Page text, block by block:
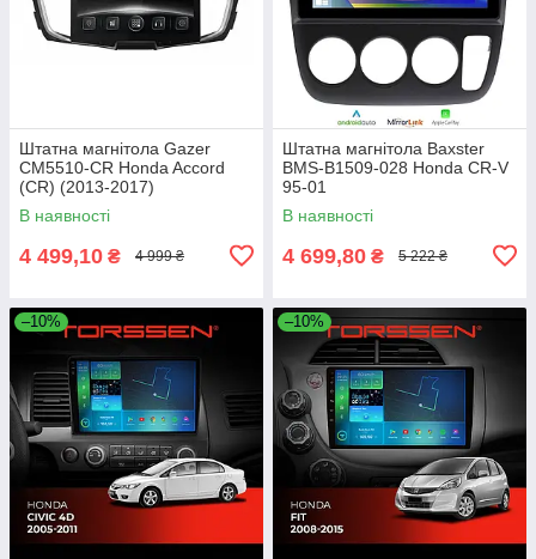
Штатна магнітола Gazer
CM5510-CR Honda Accord
(CR) (2013-2017)
В наявності
4 499,10 ₴ 4 999 ₴
Штатна магнітола Baxster
BMS-B1509-028 Honda CR-V
95-01
В наявності
4 699,80 ₴ 5 222 ₴
–10% –10%